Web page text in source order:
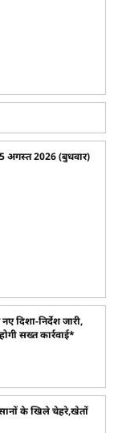
2026 (बुधवार)
दिशा-निर्देश जारी,
सख्त कार्रवाई*
के खिले चेहरे,खेतों